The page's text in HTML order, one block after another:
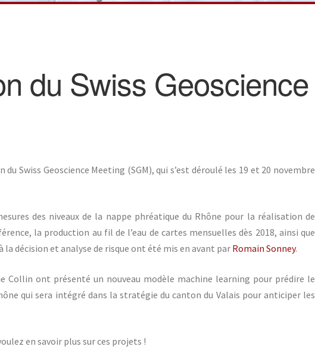
du Swiss Geoscience
du Swiss Geoscience Meeting (SGM), qui s’est déroulé les 19 et 20 novembre
des niveaux de la nappe phréatique du Rhône pour la réalisation de
la production au fil de l’eau de cartes mensuelles dès 2018, ainsi que
décision et analyse de risque ont été mis en avant par Romain Sonney.
Collin ont présenté un nouveau modèle machine learning pour prédire le
qui sera intégré dans la stratégie du canton du Valais pour anticiper les
en savoir plus sur ces projets !